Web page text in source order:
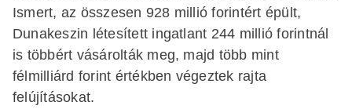
Ismert, az összesen 928 millió forintért épült,
Dunakeszin létesített ingatlant 244 millió forintnál
is többért vásárolták meg, majd több mint
félmilliárd forint értékben végeztek rajta
felújításokat.